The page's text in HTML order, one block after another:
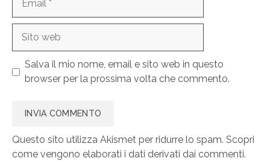
Salva il mio nome, email e sito web in questo
browser per la prossima volta che commento.
Questo sito utilizza Akismet per ridurre lo spam. Scopri
come vengono elaborati i dati derivati dai commenti.